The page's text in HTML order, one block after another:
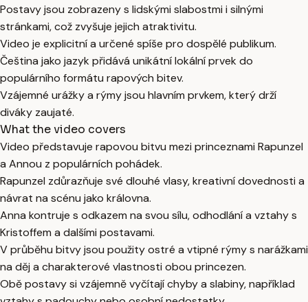
Postavy jsou zobrazeny s lidskými slabostmi i silnými
stránkami, což zvyšuje jejich atraktivitu.
Video je explicitní a určené spíše pro dospělé publikum.
Čeština jako jazyk přidává unikátní lokální prvek do
populárního formátu rapových bitev.
Vzájemné urážky a rýmy jsou hlavním prvkem, který drží
diváky zaujaté.
What the video covers
Video představuje rapovou bitvu mezi princeznami Rapunzel
a Annou z populárních pohádek.
Rapunzel zdůrazňuje své dlouhé vlasy, kreativní dovednosti a
návrat na scénu jako královna.
Anna kontruje s odkazem na svou sílu, odhodlání a vztahy s
Kristoffem a dalšími postavami.
V průběhu bitvy jsou použity ostré a vtipné rýmy s narážkami
na děj a charakterové vlastnosti obou princezen.
Obě postavy si vzájemně vyčítají chyby a slabiny, například